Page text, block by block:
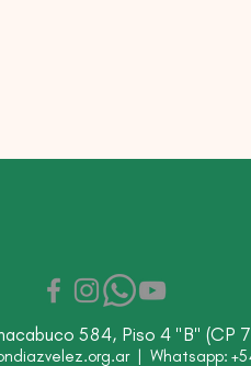
584, Piso 4 "B" (CP
| Whatsapp: